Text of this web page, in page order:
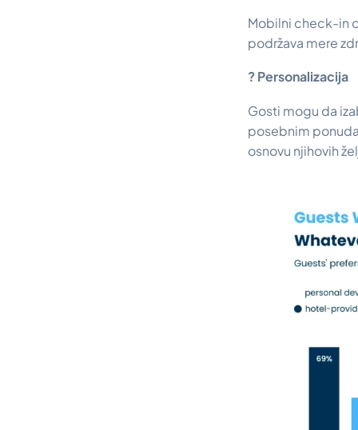
Mobilni check-in
podržava mere
? Personalizacija
Gosti mogu da
posebnim
osnovu njihovih